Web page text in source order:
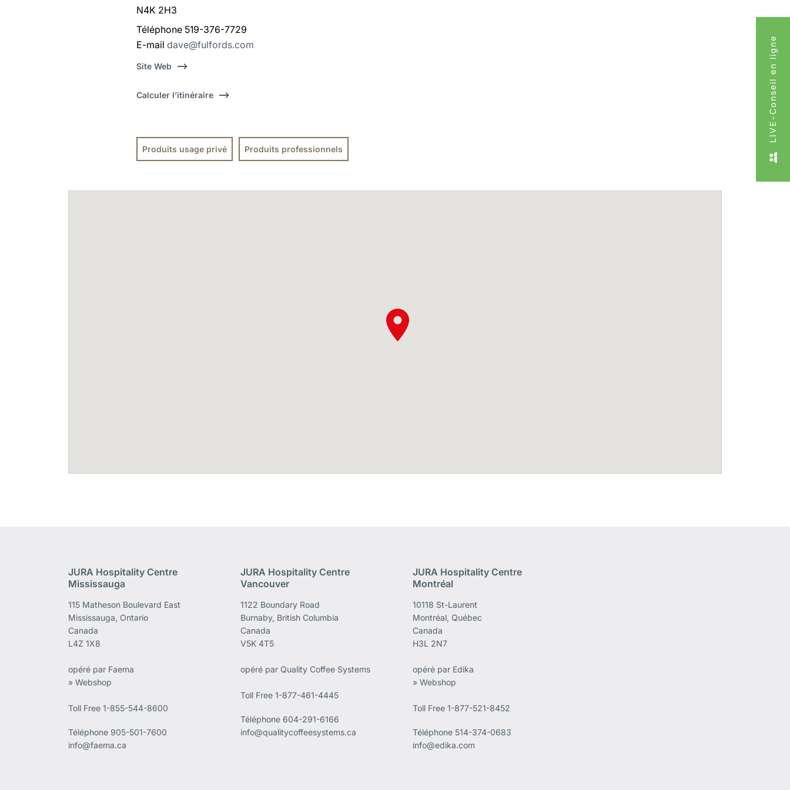
N4K 2H3
Téléphone 519-376-7729
E-maildave@fulfords.com
Site Web
Calculer l’itinéraire
Produits usage privé Produits professionnels
JURA Hospitality Centre
Mississauga
115 Matheson Boulevard East
Mississauga, Ontario
Canada
L4Z 1X8
opéré par Faema
» Webshop
Toll Free 1-855-544-8600
Téléphone 905-501-7600
info@faema.ca
JURA Hospitality Centre
Vancouver
1122 Boundary Road
Burnaby, British Columbia
Canada
V5K 4T5
opéré par Quality Coffee Systems
Toll Free 1-877-461-4445
Téléphone604-291-6166
info@qualitycoffeesystems.ca
JURA Hospitality Centre
Montréal
10118 St-Laurent
Montréal, Québec
Canada
H3L 2N7
opéré par Edika
» Webshop
Toll Free 1-877-521-8452
Téléphone 514-374-0683
info@edika.com
LIVE-Conseil en ligne